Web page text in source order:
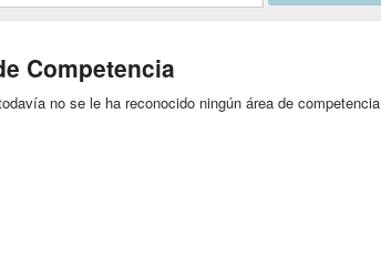
Competencia
no se le ha reconocido ningún área de competencia